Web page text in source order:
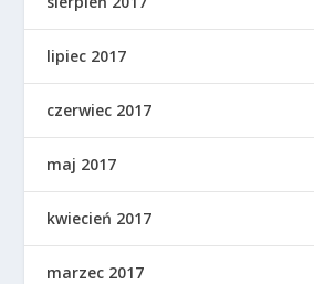
lipiec 2017
czerwiec 2017
maj 2017
kwiecień 2017
marzec 2017